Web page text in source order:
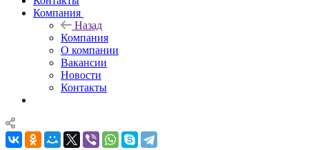
Компания
Назад
Компания
О компании
Вакансии
Новости
Контакты